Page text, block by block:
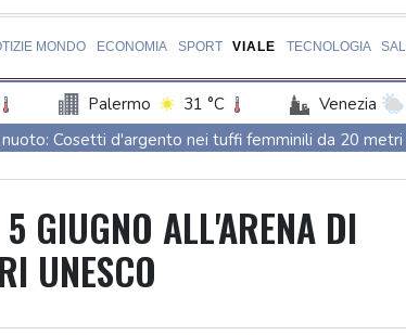
MONDO ECONOMIA SPORT VIALE TECNOLOGIA
Palermo 31 °C Venezia
nuoto: Cosetti d'argento nei tuffi femminili da 20 metri
Belgrado, l'Ucraina non ha più centrali elettriche intatte
a Spin Time dal regista di Greta e le favole nere, 500
fa il ladro' al Rof tra macchine teatrali dell''800 e
GIUGNO ALL'ARENA DI
UNESCO